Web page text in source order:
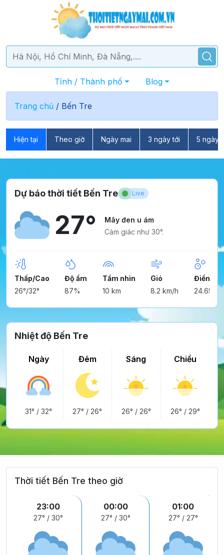
Tỉnh / Thành phố Blog
Trang chủ / Bến Tre
Hiện tại Theo giờ Ngày mai 3 ngày tới 5 ngày
Dự báo thời tiết Bến Tre Live
27°
Mây đen u ám
Cảm giác như 30°.
Thấp/Cao
26°/32°
Độ ẩm
87%
Tầm nhìn
10 km
Gió
8.2 km/h
Điểm
24.65°
Nhiệt độ Bến Tre
Ngày
31° /32°
Đêm
27° /26°
Sáng
26° / 26°
Chiều
26° / 29°
Thời tiết Bến Tre theo giờ
23:00
27° / 30°
00:00
27° / 30°
01:00
27° / 27°